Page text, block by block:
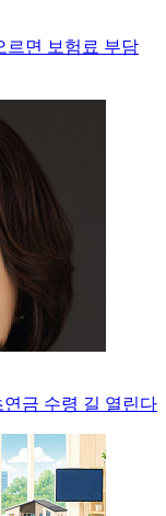
르면 보험료 부담
금 수령 길 열린다